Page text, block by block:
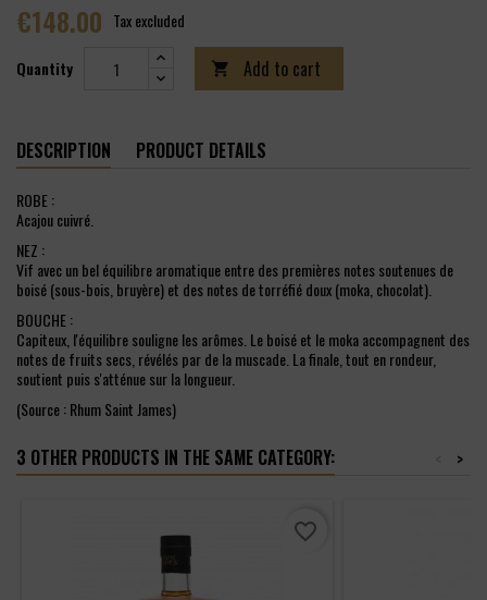
€148.00 Tax excluded
Quantity  Add to cart
DESCRIPTION PRODUCT DETAILS
ROBE :
Acajou cuivré.
NEZ :
Vif avec un bel équilibre aromatique entre des premières notes soutenues de
boisé (sous-bois, bruyère) et des notes de torréfié doux (moka, chocolat).
BOUCHE :
Capiteux, l'équilibre souligne les arômes. Le boisé et le moka accompagnent des
notes de fruits secs, révélés par de la muscade. La finale, tout en rondeur,
soutient puis s'atténue sur la longueur.
(Source : Rhum Saint James)
3 OTHER PRODUCTS IN THE SAME CATEGORY: >
favorite_border